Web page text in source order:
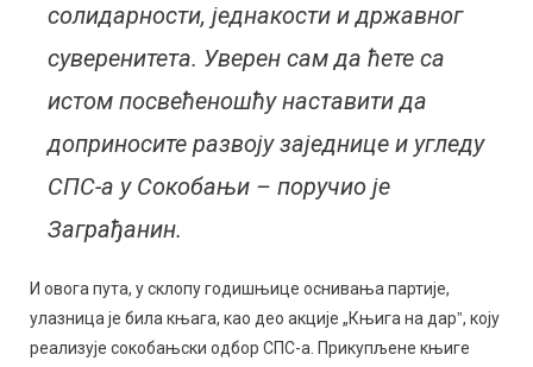
солидарности, једнакости и државног
суверенитета. Уверен сам да ћете са
истом посвећеношћу наставити да
доприносите развоју заједнице и угледу
СПС-а у Сокобањи – поручио је
Заграђанин.
И овога пута, у склопу годишњице оснивања партије,
улазница је била књага, као део акције „Књига на дарˮ, коју
реализује сокобањски одбор СПС-а. Прикупљене књиге